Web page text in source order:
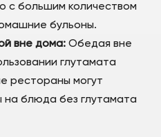
с большим количеством
бульоны.
вне дома: Обедая вне
глутамата
рестораны могут
на блюда без глутамата